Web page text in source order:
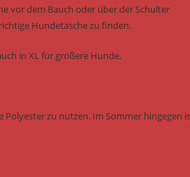
vor dem Bauch oder über der Schulter
Hundetasche zu finden.
in XL für größere Hunde.
zu nutzen. Im Sommer hingegen